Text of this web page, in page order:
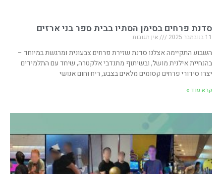
סדנת פרחים בסימן הסתיו בבית ספר בני ארזים
11 בנובמבר 2025 אין תגובות
השבוע התקיימה אצלנו סדנת שזירת פרחים צבעונית ומרגשת במיוחד –
בהנחיית אילנית מושל, ובשיתוף מתנדבי אלקטרה, שיחד עם התלמידים
יצרו סידורי פרחים קסומים מלאים בצבע, ריח וחום אנושי
קרא עוד »